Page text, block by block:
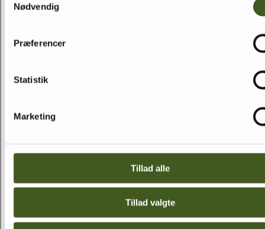
Nødvendig
Præferencer
Statistik
Marketing
Tillad alle
Tillad valgte
Kontakt os